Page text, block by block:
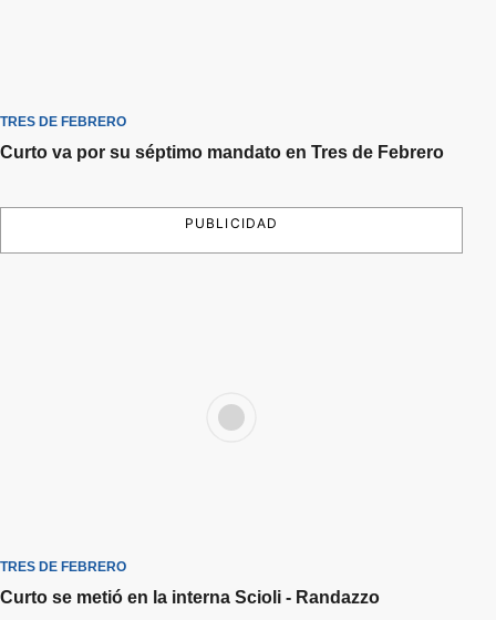
TRES DE FEBRERO
Curto va por su séptimo mandato en Tres de Febrero
PUBLICIDAD
TRES DE FEBRERO
Curto se metió en la interna Scioli - Randazzo